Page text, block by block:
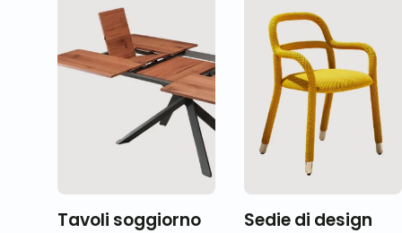
Tavoli soggiorno Sedie di design